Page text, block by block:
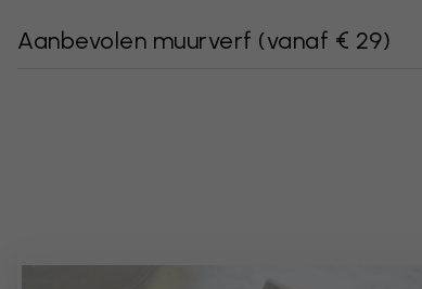
Aanbevolen muurverf (vanaf € 29)